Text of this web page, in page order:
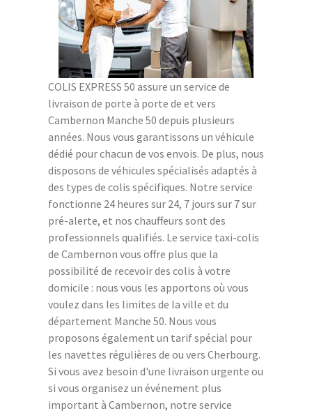
COLIS EXPRESS 50 assure un service de
livraison de porte à porte de et vers
Cambernon Manche 50 depuis plusieurs
années. Nous vous garantissons un véhicule
dédié pour chacun de vos envois. De plus, nous
disposons de véhicules spécialisés adaptés à
des types de colis spécifiques. Notre service
fonctionne 24 heures sur 24, 7 jours sur 7 sur
pré-alerte, et nos chauffeurs sont des
professionnels qualifiés. Le service taxi-colis
de Cambernon vous offre plus que la
possibilité de recevoir des colis à votre
domicile : nous vous les apportons où vous
voulez dans les limites de la ville et du
département Manche 50. Nous vous
proposons également un tarif spécial pour
les navettes régulières de ou vers Cherbourg.
Si vous avez besoin d'une livraison urgente ou
si vous organisez un événement plus
important à Cambernon, notre service